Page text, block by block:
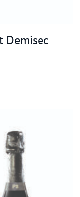
Demisec